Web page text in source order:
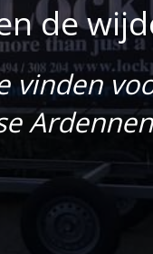
de
vinden